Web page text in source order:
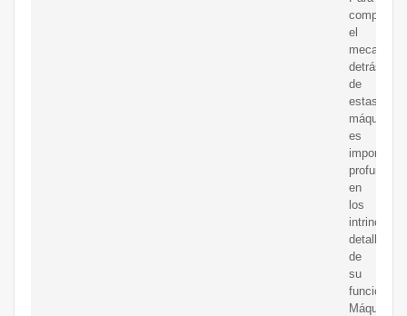
el
detrás
de
estas
máquinas,
es
importante
profundizar
en
los
intrincados
detalles
de
su
Máquinas